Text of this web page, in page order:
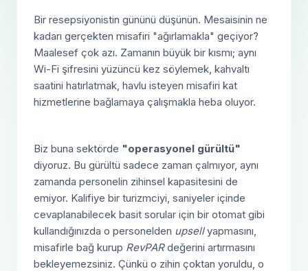
Bir resepsiyonistin gününü düşünün. Mesaisinin ne
kadarı gerçekten misafiri "ağırlamakla" geçiyor?
Maalesef çok azı. Zamanın büyük bir kısmı; aynı
Wi-Fi şifresini yüzüncü kez söylemek, kahvaltı
saatini hatırlatmak, havlu isteyen misafiri kat
hizmetlerine bağlamaya çalışmakla heba oluyor.
Biz buna sektörde "operasyonel gürültü"
diyoruz. Bu gürültü sadece zaman çalmıyor, aynı
zamanda personelin zihinsel kapasitesini de
emiyor. Kalifiye bir turizmciyi, saniyeler içinde
cevaplanabilecek basit sorular için bir otomat gibi
kullandığınızda o personelden upsellyapmasını,
misafirle bağ kurup RevPARdeğerini artırmasını
bekleyemezsiniz. Çünkü o zihin çoktan yoruldu, o